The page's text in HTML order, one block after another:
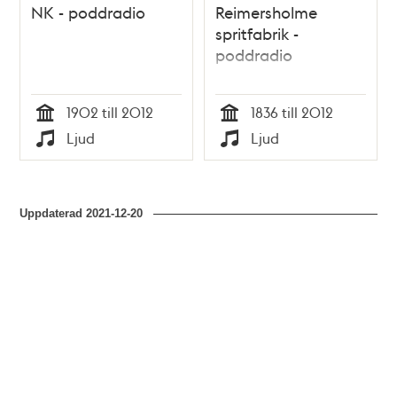
NK - poddradio
Tid
1902 till 2012
Typ
Ljud
Reimersholme
spritfabrik -
poddradio
Tid
1836 till 2012
Typ
Ljud
Uppdaterad2021-12-20